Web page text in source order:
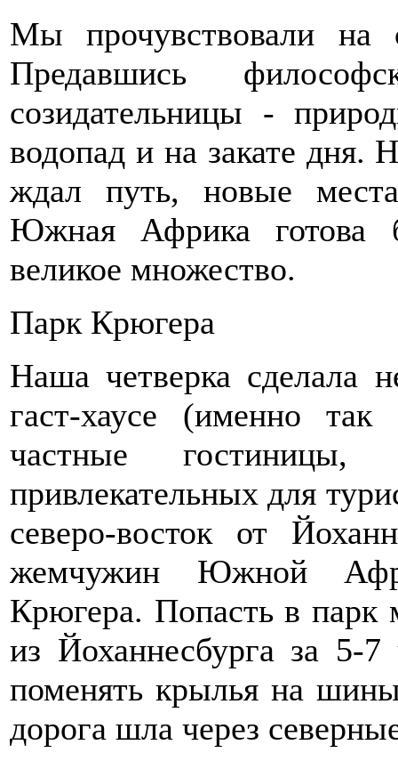
Мы прочувствовали на
Предавшись
созидательницы -
водопад и на закате дня.
ждал путь, новые
Южная Африка готова
великое множество.
Парк Крюгера
Наша четверка сделала
гаст-хаусе (именно
частные гостиницы,
привлекательных для
северо-восток от
жемчужин Южной
Крюгера. Попасть в парк
из Йоханнесбурга за
поменять крылья на
дорога шла через